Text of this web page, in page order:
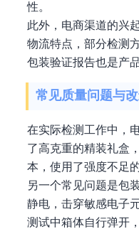
性。
此外，电商渠道的兴
物流特点，部分检测
包装验证报告也是产
常见质量问题与
在实际检测工作中，
了高克重的精装礼盒
本，使用了强度不足
另一个常见问题是包
静电，击穿敏感电子
测试中箱体自行弹开